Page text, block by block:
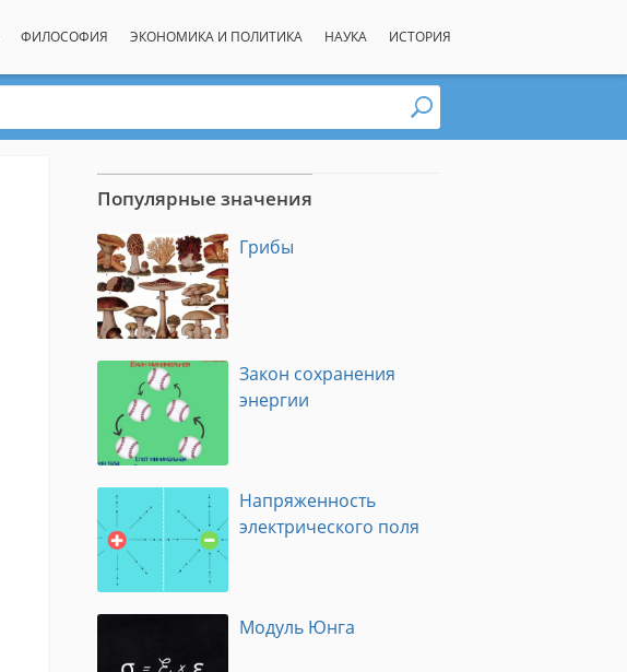
ФИЛОСОФИЯ ЭКОНОМИКА И ПОЛИТИКА НАУКА ИСТОРИЯ
Популярные значения
Грибы
Закон сохранения
энергии
Напряженность
электрического поля
Модуль Юнга